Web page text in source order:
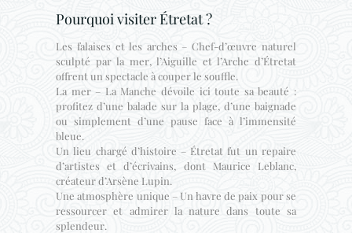
Pourquoi visiter Étretat ?
Les falaises et les arches – Chef-d’œuvre naturel
sculpté par la mer, l’Aiguille et l’Arche d’Étretat
offrent un spectacle à couper le souffle.
La mer – La Manche dévoile ici toute sa beauté :
profitez d’une balade sur la plage, d’une baignade
ou simplement d’une pause face à l’immensité
bleue.
Un lieu chargé d’histoire – Étretat fut un repaire
d’artistes et d’écrivains, dont Maurice Leblanc,
créateur d’Arsène Lupin.
Une atmosphère unique – Un havre de paix pour se
ressourcer et admirer la nature dans toute sa
splendeur.